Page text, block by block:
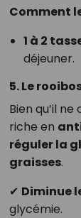
Comment
1 à 2
déjeuner.
5. Le
Bien qu’il
riche en
réguler la
graisses.
✔ Diminue
glycémie.